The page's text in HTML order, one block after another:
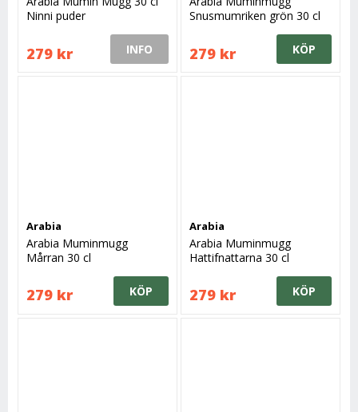
Ninni puder
279 kr INFO
Snusmumriken grön 30 cl
279 kr KÖP
Arabia
Arabia Muminmugg
Mårran 30 cl
279 kr KÖP
Arabia
Arabia Muminmugg
Hattifnattarna 30 cl
279 kr KÖP